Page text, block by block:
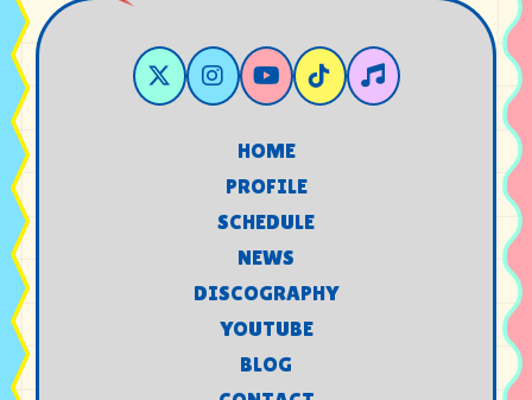
HOME
HOME
PROFILE
PROFILE
SCHEDULE
SCHEDULE
NEWS
NEWS
DISCOGRAPHY
DISCOGRAPHY
YOUTUBE
YOUTUBE
BLOG